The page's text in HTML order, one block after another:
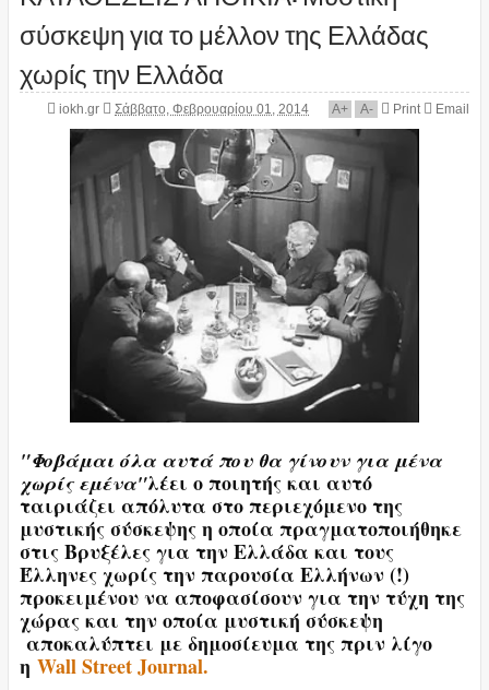
σύσκεψη για το μέλλον της Ελλάδας
χωρίς την Ελλάδα
iokh.gr Σάββατο, Φεβρουαρίου 01, 2014 A+ A- Print Email
"Φοβάμαι όλα αυτά που θα γίνουν για μένα
χωρίς εμένα"λέει ο ποιητής και αυτό
ταιριάζει απόλυτα στο περιεχόμενο της
μυστικής σύσκεψης η οποία πραγματοποιήθηκε
στις Βρυξέλες για την Ελλάδα και τους
Έλληνες χωρίς την παρουσία Ελλήνων (!)
προκειμένου να αποφασίσουν για την τύχη της
χώρας και την οποία μυστική σύσκεψη
αποκαλύπτει με δημοσίευμα της πριν λίγο
η Wall Street Journal.